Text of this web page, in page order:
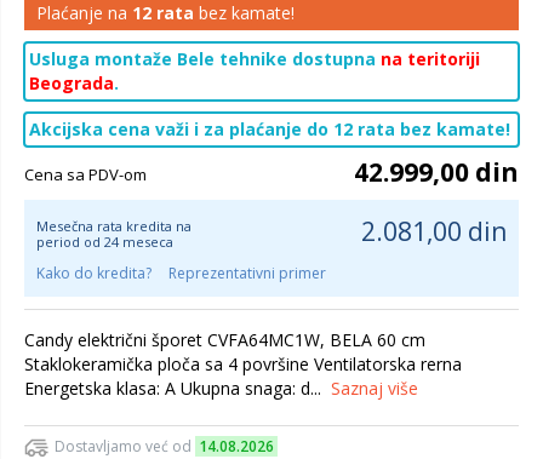
Plaćanje na 12 rata bez kamate!
Usluga montaže Bele tehnike dostupna na teritoriji
Beograda.
Akcijska cena važi i za plaćanje do 12 rata bez kamate!
Cena sa PDV-om 42.999,00 din
Mesečna rata kredita na
period od 24 meseca
2.081,00 din
Kako do kredita? Reprezentativni primer
Candy električni šporet CVFA64MC1W, BELA 60 cm
Staklokeramička ploča sa 4 površine Ventilatorska rerna
Energetska klasa: A Ukupna snaga: d... Saznaj više
Dostavljamo već od 14.08.2026